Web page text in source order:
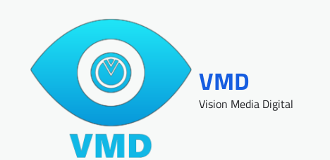
VMD
Vision Media Digital